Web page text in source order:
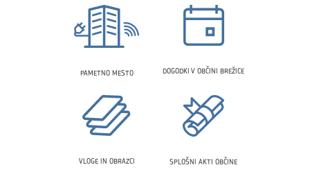
PAMETNO MESTO DOGODKI V OBČINI BREŽICE
VLOGE IN OBRAZCI SPLOŠNI AKTI OBČINE